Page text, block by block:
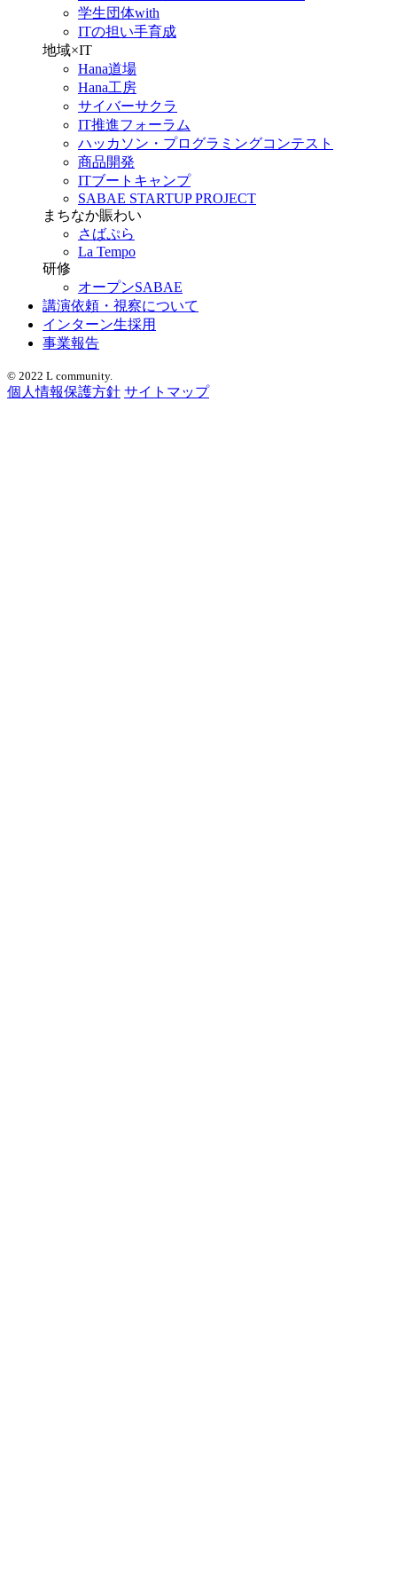
学生団体with
ITの担い手育成
地域×IT
Hana道場
Hana工房
サイバーサクラ
IT推進フォーラム
ハッカソン・プログラミングコンテスト
商品開発
ITブートキャンプ
SABAE STARTUP PROJECT
まちなか賑わい
さばぷら
La Tempo
研修
オープンSABAE
講演依頼・視察について
インターン生採用
事業報告
© 2022 L community.
個人情報保護方針 サイトマップ